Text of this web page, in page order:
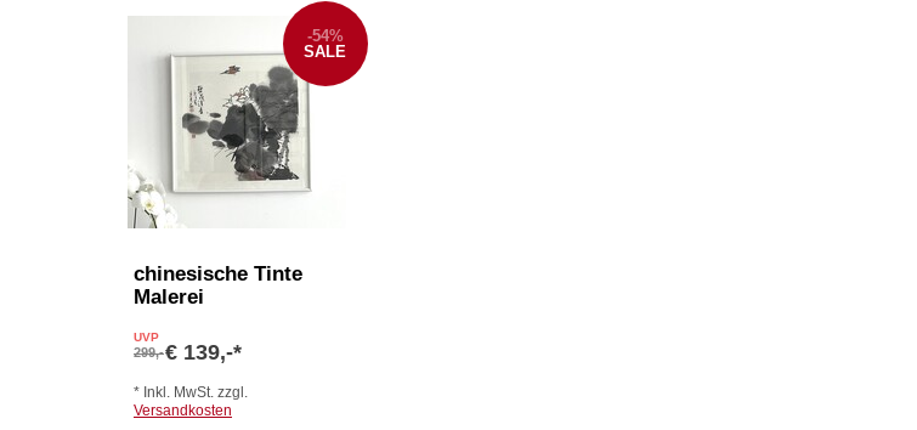
chinesische Tinte
Malerei
-54%
SALE
UVP
299,-€ 139,-*
* Inkl. MwSt. zzgl.
Versandkosten